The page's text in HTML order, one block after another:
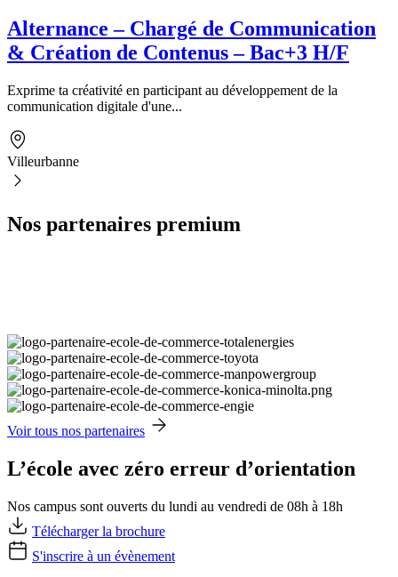
Alternance – Chargé de Communication
& Création de Contenus – Bac+3 H/F
Exprime ta créativité en participant au développement de la
communication digitale d'une...
Villeurbanne
Nos partenaires premium
Voir tous nos partenaires
L’école avec zéro erreur d’orientation
Nos campus sont ouverts du lundi au vendredi de 08h à 18h
Télécharger la brochure
S'inscrire à un évènement